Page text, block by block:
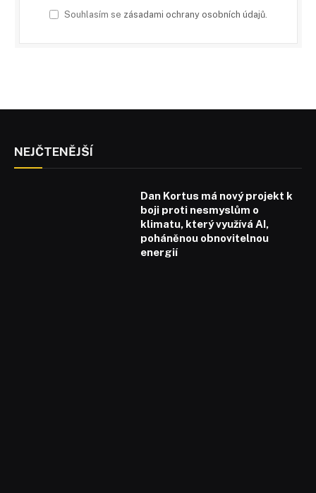
Souhlasím se zásadami ochrany osobních údajů.
NEJČTENĚJŠÍ
Dan Kortus má nový projekt k
boji proti nesmyslům o
klimatu, který využívá AI,
poháněnou obnovitelnou
energií